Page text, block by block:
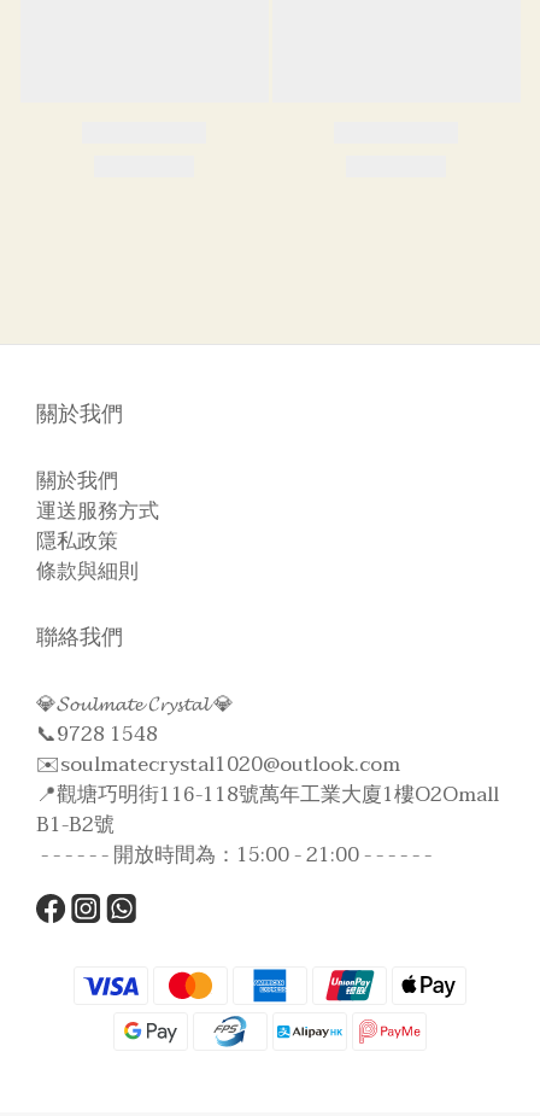
關於我們
關於我們
運送服務方式
隱私政策
條款與細則
聯絡我們
💎𝓢𝓸𝓾𝓵𝓶𝓪𝓽𝓮 𝓒𝓻𝔂𝓼𝓽𝓪𝓵 💎
📞9728 1548
✉️soulmatecrystal1020@outlook.com
📍觀塘巧明街116-118號萬年工業大廈1樓O2Omall
B1-B2號
- - - - - - 開放時間為：15:00 - 21:00 - - - - - -